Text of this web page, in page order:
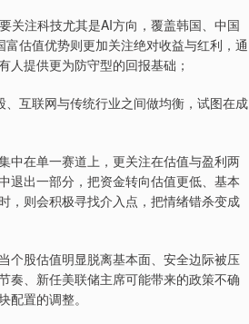
注科技尤其是AI方向，覆盖韩国、中国
估值优势则更加关注绝对收益与红利，通
提供更为防守型的回报基础；
互联网与传统行业之间做均衡，试图在成
在单一赛道上，更关注在估值与盈利两
退出一部分，把资金转向估值更低、基本
，则会积极寻找介入点，把情绪错杀变成
股估值明显脱离基本面、安全边际被压
奏、新任美联储主席可能带来的政策不确
置的调整。